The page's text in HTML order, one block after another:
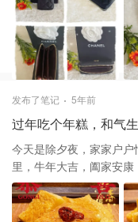
计，打开里面有三隔，
币、第三隔放些硬币等
包！非常实用！特别现
包了就派上用场啦！ 真心推荐这一款！一包两用，既可以当卡包，
又可以当钱包，真的不
1000了。这一款几百块钱还是相当划
发布了笔记 5年前
过年吃个年糕，和气
今天是除夕夜，家家户
里，牛年大吉，阖家安康，身体健康。 过年
吃块年糕，步步高升。 材料准备（8寸） 一盒年糕粉（购买于舅舅
家。） 2个鸡蛋 4茶匙牛油 1杯牛奶
到350度 2:把牛油加热融